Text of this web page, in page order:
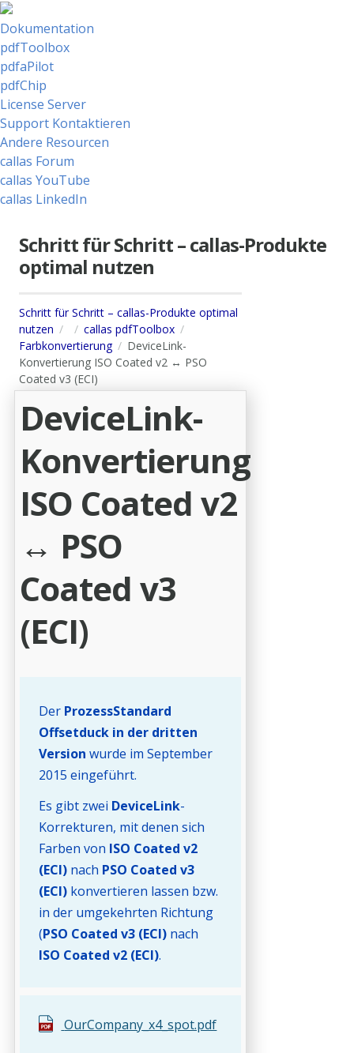
Dokumentation
pdfToolbox
pdfaPilot
pdfChip
License Server
Support Kontaktieren
Andere Resourcen
callas Forum
callas YouTube
callas LinkedIn
Schritt für Schritt – callas-Produkte
optimal nutzen
Schritt für Schritt – callas-Produkte optimal
nutzen
callas pdfToolbox
Farbkonvertierung
DeviceLink-
Konvertierung ISO Coated v2 ↔ PSO
Coated v3 (ECI)
DeviceLink-
Konvertierung
ISO Coated v2
↔ PSO
Coated v3
(ECI)
Der ProzessStandard
Offsetduck in der dritten
Version wurde im September
2015 eingeführt.
Es gibt zwei DeviceLink-
Korrekturen, mit denen sich
Farben von ISO Coated v2
(ECI) nach PSO Coated v3
(ECI) konvertieren lassen bzw.
in der umgekehrten Richtung
(PSO Coated v3 (ECI) nach
ISO Coated v2 (ECI).
OurCompany_x4_spot.pdf